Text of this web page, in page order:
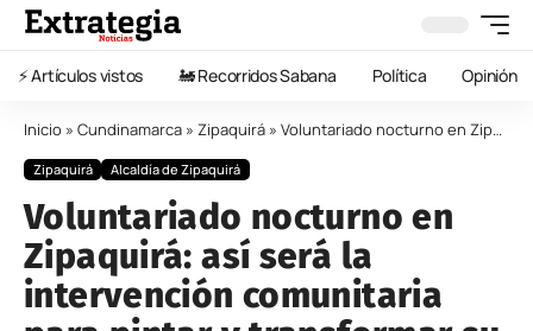
⚡️ Artículos vistos 🚂 Recorridos Sabana Política Opinión
Inicio » Cundinamarca » Zipaquirá » Voluntariado nocturno en Zipaquirá: así será la intervención comunitaria para pintar y transformar su Centro Histórico
Zipaquirá Alcaldía de Zipaquirá
Voluntariado nocturno en
Zipaquirá: así será la
intervención comunitaria